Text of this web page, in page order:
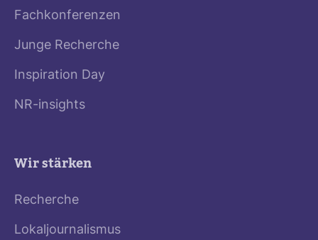
Fachkonferenzen
Junge Recherche
Inspiration Day
NR-insights
Wir stärken
Recherche
Lokaljournalismus